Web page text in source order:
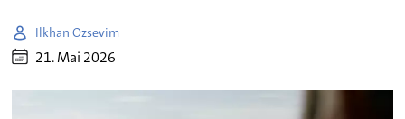
Ilkhan Ozsevim
21. Mai 2026